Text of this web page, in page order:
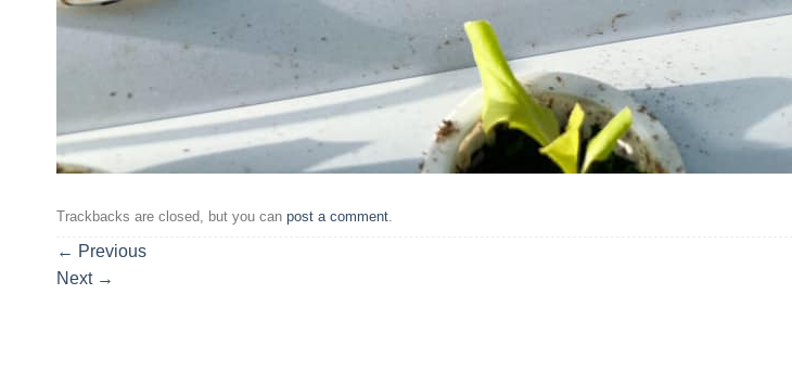
Trackbacks are closed, but you can post a comment.
← Previous
Next →